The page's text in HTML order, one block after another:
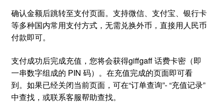
确认金额后跳转至支付页面。支持微信、支付宝、银行卡
等多种国内常用支付方式，无需兑换外币，直接用人民币
付款即可。
支付成功后完成充值，您将会获得giffgaff 话费卡密（即
一串数字组成的 PIN 码）。在充值完成的页面即可看
到。如果已经关闭当前页面，可在“订单查询”- “充值记录”
中查找，或联系客服帮助查找。